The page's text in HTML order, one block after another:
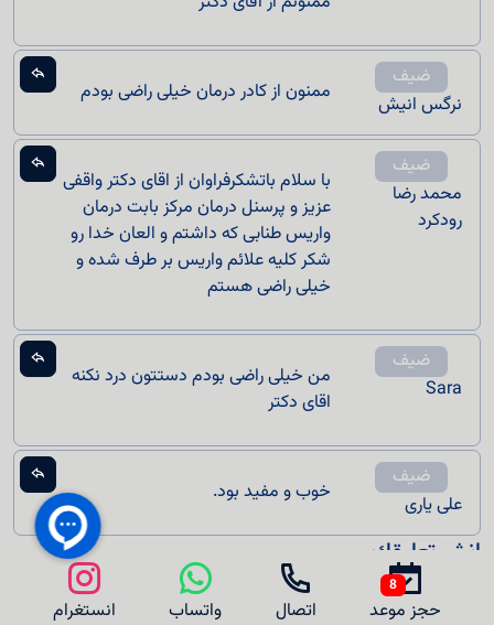
8
حجز موعد اتصال واتساب انستغرام
ضيف
نرگس انیش
ممنون از کادر درمان خیلی راضی بودم
ضيف
محمد رضا
رودکرد
با سلام باتشکرفراوان از اقای دکتر واقفی
عزیز و پرسنل درمان مرکز بابت درمان
واریس طنابی که داشتم و العان خدا رو
شکر کلیه علائم واریس بر طرف شده و
خیلی راضی هستم
ضيف
Sara
من خیلی راضی بودم دستتون درد نکنه
اقای دکتر
ضيف
علی یاری
خوب و مفید بود.
انشر تعليقك
اسم